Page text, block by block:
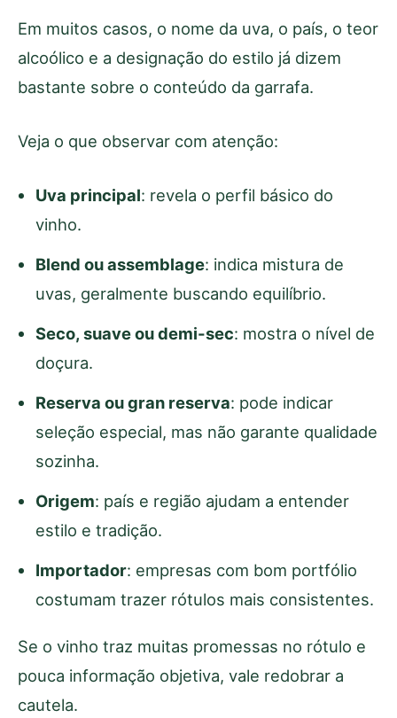
Em muitos casos, o nome da uva, o país, o teor
alcoólico e a designação do estilo já dizem
bastante sobre o conteúdo da garrafa.
Veja o que observar com atenção:
Uva principal: revela o perfil básico do
vinho.
Blend ou assemblage: indica mistura de
uvas, geralmente buscando equilíbrio.
Seco, suave ou demi-sec: mostra o nível de
doçura.
Reserva ou gran reserva: pode indicar
seleção especial, mas não garante qualidade
sozinha.
Origem: país e região ajudam a entender
estilo e tradição.
Importador: empresas com bom portfólio
costumam trazer rótulos mais consistentes.
Se o vinho traz muitas promessas no rótulo e
pouca informação objetiva, vale redobrar a
cautela.